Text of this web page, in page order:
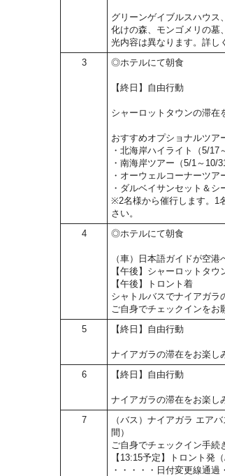
グリーンゲイブルスハウス
化けの森、モンゴメリの墓
光内容は異なります。詳し
3 ◎ホテルにて朝食
【終日】自由行動
シャーロットタウンの滞在
おすすめオプショナルツア
・北海岸ハイライト（5/17
・南海岸ツアー（5/1～10/31
・オーウェルコーナーツア
・ダルベイサンセット＆シ
※2名様から催行します。1
さい。
4 ◎ホテルにて朝食
（車）日本語ガイドが空港
【午後】シャーロットタ
【午後】トロント着
シャトルバスでナイアガラ
ご自身でチェックインをお
5 【終日】自由行動
ナイアガラの滞在をお楽し
6
【終日】自由行動
ナイアガラの滞在をお楽し
7
（バス）ナイアガラ エア
間）
ご自身でチェックイン手続
【13:15予定】トロント発
・・・・・日付変更線通過